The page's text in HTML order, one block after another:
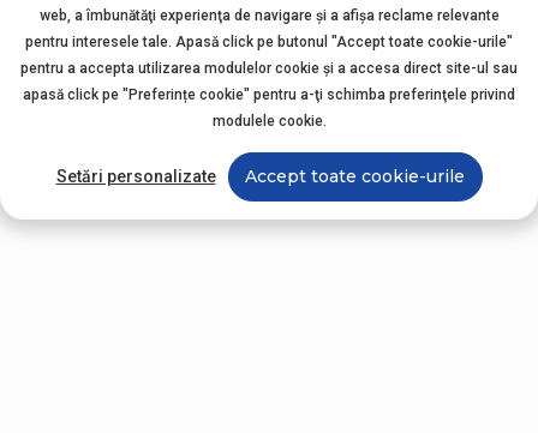
web, a îmbunătăţi experienţa de navigare şi a afişa reclame relevante
pentru interesele tale. Apasă click pe butonul "Accept toate cookie-urile"
pentru a accepta utilizarea modulelor cookie şi a accesa direct site-ul sau
apasă click pe "Preferințe cookie" pentru a-ţi schimba preferinţele privind
modulele cookie.
Setări personalizate Accept toate cookie-urile